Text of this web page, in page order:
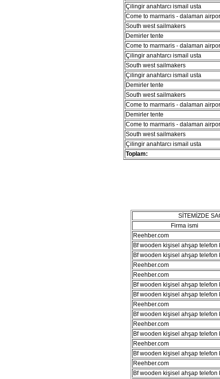
Çilingir anahtarcı ismail usta
Come to marmaris - dalaman
South west sailmakers
Demirler tente
Come to marmaris - dalaman
Çilingir anahtarcı ismail usta
South west sailmakers
Çilingir anahtarcı ismail usta
Demirler tente
South west sailmakers
Come to marmaris - dalaman
Demirler tente
Come to marmaris - dalaman
South west sailmakers
Çilingir anahtarcı ismail usta
Toplam:
SİTEMİZDE
Firma ismi
Reehber.com
Bf wooden kişisel ahşap telefon
Bf wooden kişisel ahşap telefon
Reehber.com
Reehber.com
Bf wooden kişisel ahşap telefon
Bf wooden kişisel ahşap telefon
Reehber.com
Bf wooden kişisel ahşap telefon
Reehber.com
Bf wooden kişisel ahşap telefon
Reehber.com
Bf wooden kişisel ahşap telefon
Reehber.com
Bf wooden kişisel ahşap telefon